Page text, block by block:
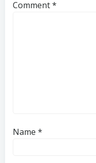
Comment*
Name *